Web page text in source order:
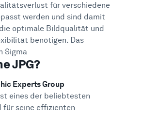
für verschiedene
werden und sind damit
optimale Bildqualität und
benötigen. Das
Sigma
JPG?
Experts Group
eines der beliebtesten
für seine effizienten